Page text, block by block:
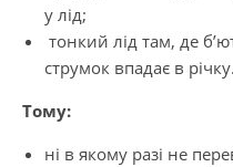
у лід;
тонкий лід там, де
струмок впадає в річку.
Тому:
ні в якому разі не